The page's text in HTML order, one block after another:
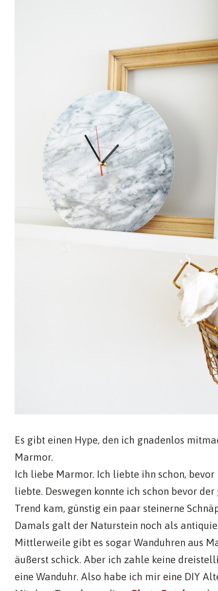
Es gibt einen Hype, den ich gnadenlos
Marmor.
Ich liebe Marmor. Ich liebte ihn schon,
liebte. Deswegen konnte ich schon bevor
Trend kam, günstig ein paar steinerne
Damals galt der Naturstein noch als
Mittlerweile gibt es sogar Wanduhren aus
äußerst schick. Aber ich zahle keine
eine Wanduhr. Also habe ich mir eine DIY